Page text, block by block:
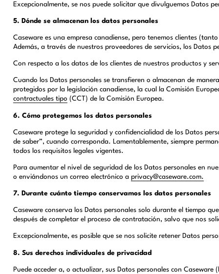
Excepcionalmente, se nos puede solicitar que divulguemos Datos
5. Dónde se almacenan los datos personales
Caseware es una empresa canadiense, pero tenemos clientes
Además, a través de nuestros proveedores de servicios, los Datos
Con respecto a los datos de los clientes de nuestros productos y
Cuando los Datos personales se transfieren o almacenan de
protegidos por la legislación canadiense, la cual la Comisión
contractuales tipo (CCT) de la Comisión Europea.
6. Cómo protegemos los datos personales
Caseware protege la seguridad y confidencialidad de los Datos
de saber”, cuando corresponda. Lamentablemente, siempre
todos los requisitos legales vigentes.
Para aumentar el nivel de seguridad de los Datos personales en
o enviándonos un correo electrónico a privacy@caseware.com.
7. Durante cuánto tiempo conservamos los datos personales
Caseware conserva los Datos personales solo durante el tiempo
después de completar el proceso de contratación, salvo que nos
Excepcionalmente, es posible que se nos solicite retener Datos
8. Sus derechos individuales de privacidad
Puede acceder a, o actualizar, sus Datos personales con